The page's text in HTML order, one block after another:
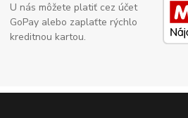
U nás môžete platiť cez účet
GoPay alebo zaplaťte rýchlo
kreditnou kartou.